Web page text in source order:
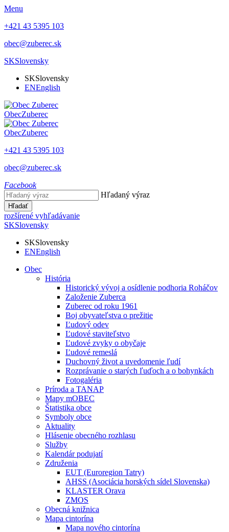
Menu
+421 43 5395 103
obec@zuberec.sk
SKSlovensky
SKSlovensky
ENEnglish
ObecZuberec
ObecZuberec
+421 43 5395 103
obec@zuberec.sk
Facebook
Hľadaný výraz
Hľadať
rozšírené vyhľadávanie
SKSlovensky
SKSlovensky
ENEnglish
Obec
História
Historický vývoj a osídlenie podhoria Roháčov
Založenie Zuberca
Zuberec od roku 1961
Boj obyvateľstva o prežitie
Ľudový odev
Ľudové staviteľstvo
Ľudové zvyky o obyčaje
Ľudové remeslá
Duchovný život a uvedomenie ľudí
Rozprávanie o starých ľuďoch a o bohynkách
Fotogaléria
Príroda a TANAP
Mapy mOBEC
Štatistika obce
Symboly obce
Aktuality
Hlásenie obecného rozhlasu
Služby
Kalendár podujatí
Združenia
EUT (Euroregion Tatry)
AHSS (Asociácia horských sídel Slovenska)
KLASTER Orava
ZMOS
Obecná knižnica
Mapa cintorína
Mapa nového cintorína